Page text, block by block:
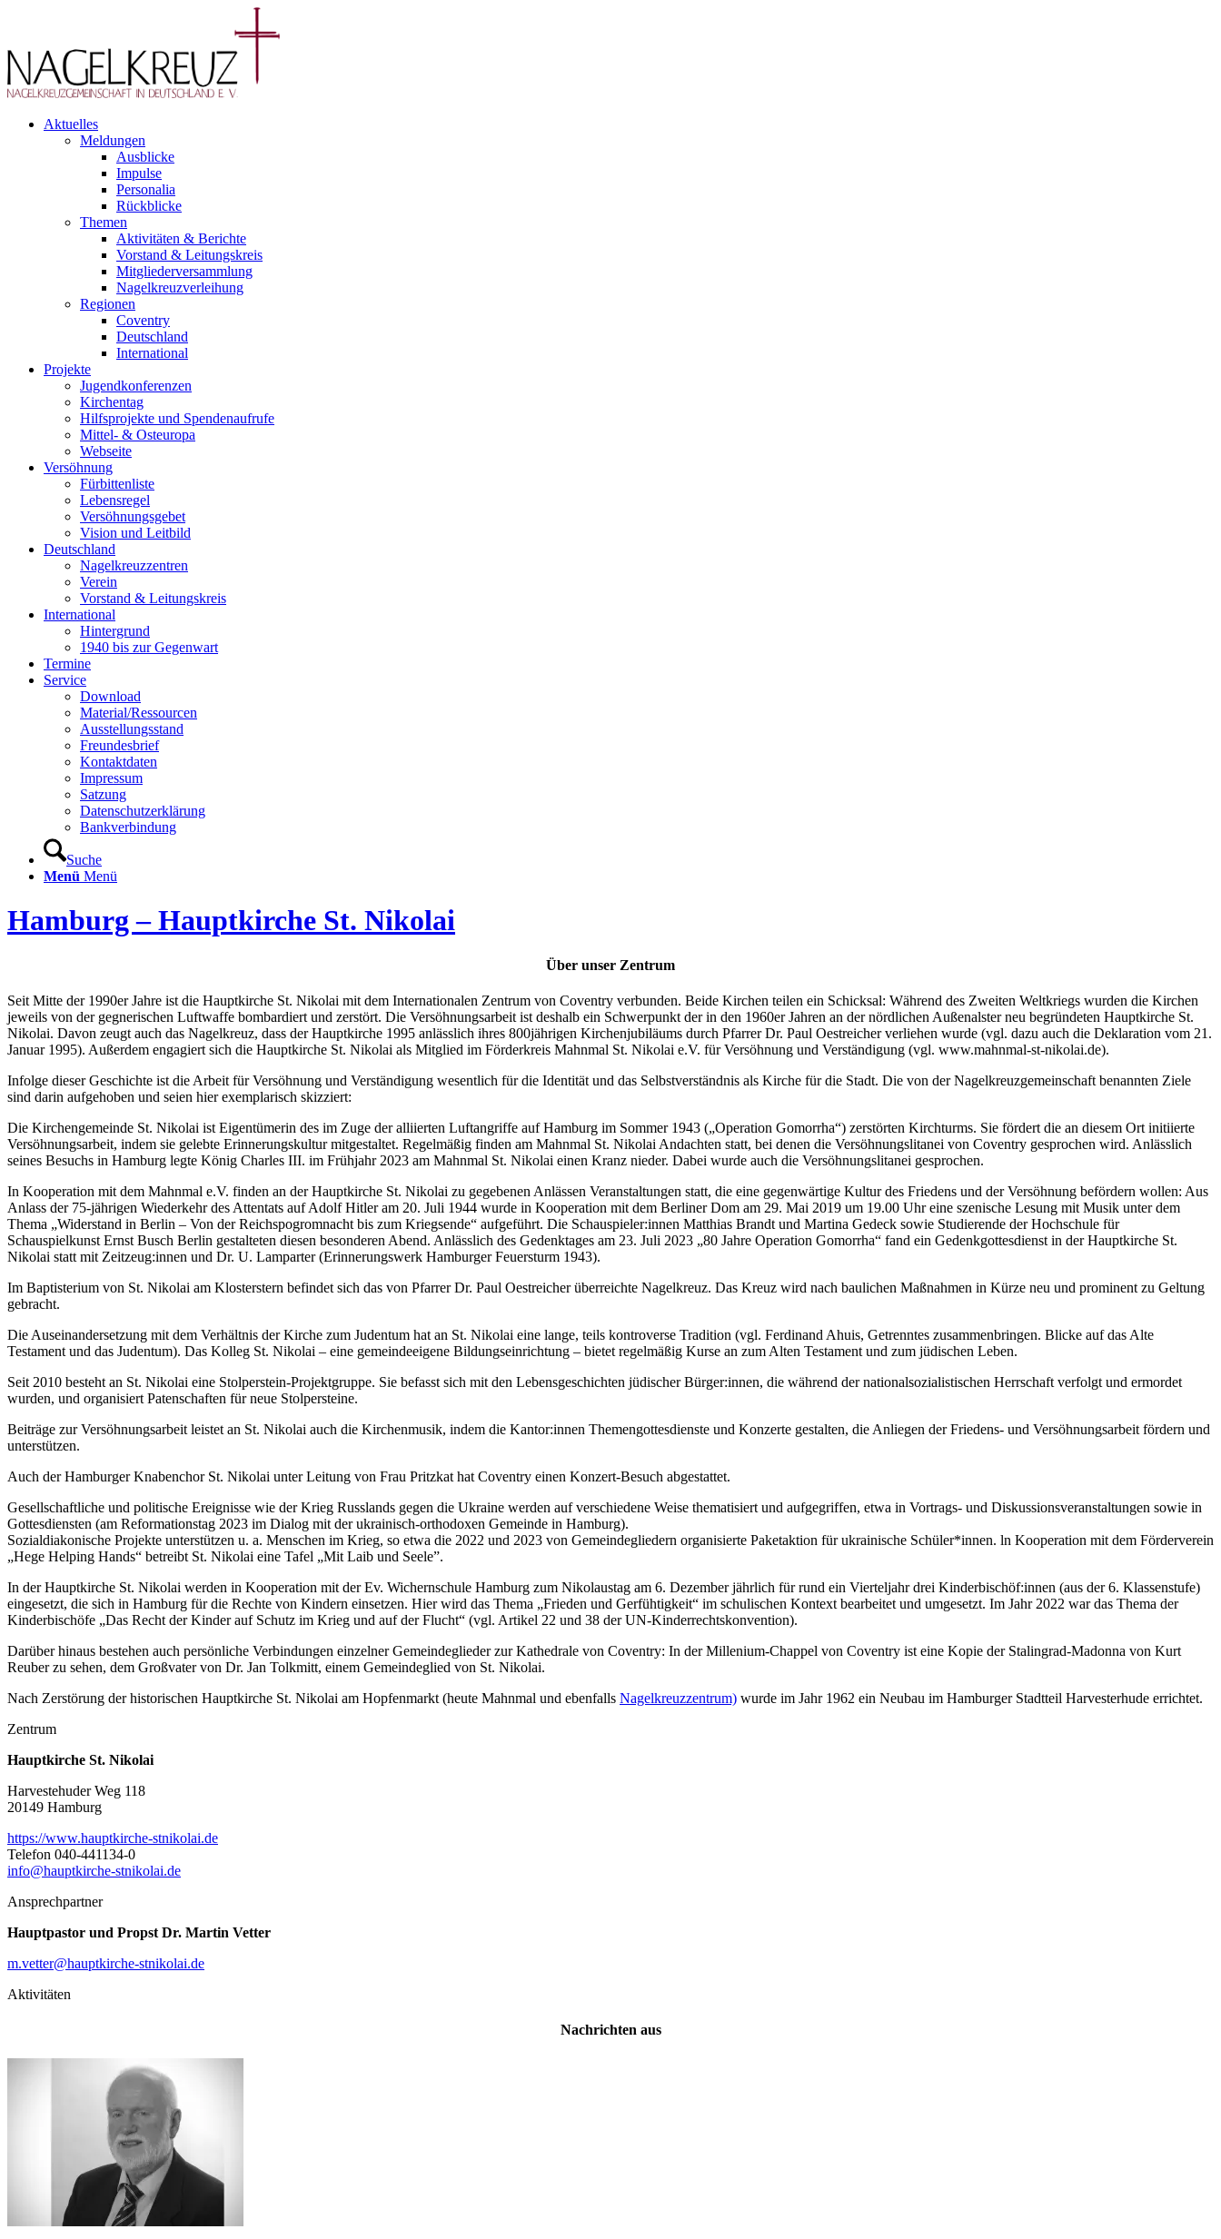
Aktuelles
Meldungen
Ausblicke
Impulse
Personalia
Rückblicke
Themen
Aktivitäten & Berichte
Vorstand & Leitungskreis
Mitgliederversammlung
Nagelkreuzverleihung
Regionen
Coventry
Deutschland
International
Projekte
Jugendkonferenzen
Kirchentag
Hilfsprojekte und Spendenaufrufe
Mittel- & Osteuropa
Webseite
Versöhnung
Fürbittenliste
Lebensregel
Versöhnungsgebet
Vision und Leitbild
Deutschland
Nagelkreuzzentren
Verein
Vorstand & Leitungskreis
International
Hintergrund
1940 bis zur Gegenwart
Termine
Service
Download
Material/Ressourcen
Ausstellungsstand
Freundesbrief
Kontaktdaten
Impressum
Satzung
Datenschutzerklärung
Bankverbindung
Suche
Menü Menü
Hamburg – Hauptkirche St. Nikolai
Über unser Zentrum
Seit Mitte der 1990er Jahre ist die Hauptkirche St. Nikolai mit dem Internationalen Zentrum von Coventry verbunden. Beide Kirchen teilen ein Schicksal: Während des Zweiten Weltkriegs wurden die Kirchen
jeweils von der gegnerischen Luftwaffe bombardiert und zerstört. Die Versöhnungsarbeit ist deshalb ein Schwerpunkt der in den 1960er Jahren an der nördlichen Außenalster neu begründeten Hauptkirche St.
Nikolai. Davon zeugt auch das Nagelkreuz, dass der Hauptkirche 1995 anlässlich ihres 800jährigen Kirchenjubiläums durch Pfarrer Dr. Paul Oestreicher verliehen wurde (vgl. dazu auch die Deklaration vom 21.
Januar 1995). Außerdem engagiert sich die Hauptkirche St. Nikolai als Mitglied im Förderkreis Mahnmal St. Nikolai e.V. für Versöhnung und Verständigung (vgl. www.mahnmal-st-nikolai.de).
Infolge dieser Geschichte ist die Arbeit für Versöhnung und Verständigung wesentlich für die Identität und das Selbstverständnis als Kirche für die Stadt. Die von der Nagelkreuzgemeinschaft benannten Ziele
sind darin aufgehoben und seien hier exemplarisch skizziert:
Die Kirchengemeinde St. Nikolai ist Eigentümerin des im Zuge der alliierten Luftangriffe auf Hamburg im Sommer 1943 („Operation Gomorrha“) zerstörten Kirchturms. Sie fördert die an diesem Ort initiierte
Versöhnungsarbeit, indem sie gelebte Erinnerungskultur mitgestaltet. Regelmäßig finden am Mahnmal St. Nikolai Andachten statt, bei denen die Versöhnungslitanei von Coventry gesprochen wird. Anlässlich
seines Besuchs in Hamburg legte König Charles III. im Frühjahr 2023 am Mahnmal St. Nikolai einen Kranz nieder. Dabei wurde auch die Versöhnungslitanei gesprochen.
In Kooperation mit dem Mahnmal e.V. finden an der Hauptkirche St. Nikolai zu gegebenen Anlässen Veranstaltungen statt, die eine gegenwärtige Kultur des Friedens und der Versöhnung befördern wollen: Aus
Anlass der 75-jährigen Wiederkehr des Attentats auf Adolf Hitler am 20. Juli 1944 wurde in Kooperation mit dem Berliner Dom am 29. Mai 2019 um 19.00 Uhr eine szenische Lesung mit Musik unter dem
Thema „Widerstand in Berlin – Von der Reichspogromnacht bis zum Kriegsende“ aufgeführt. Die Schauspieler:innen Matthias Brandt und Martina Gedeck sowie Studierende der Hochschule für
Schauspielkunst Ernst Busch Berlin gestalteten diesen besonderen Abend. Anlässlich des Gedenktages am 23. Juli 2023 „80 Jahre Operation Gomorrha“ fand ein Gedenkgottesdienst in der Hauptkirche St.
Nikolai statt mit Zeitzeug:innen und Dr. U. Lamparter (Erinnerungswerk Hamburger Feuersturm 1943).
Im Baptisterium von St. Nikolai am Klosterstern befindet sich das von Pfarrer Dr. Paul Oestreicher überreichte Nagelkreuz. Das Kreuz wird nach baulichen Maßnahmen in Kürze neu und prominent zu Geltung
gebracht.
Die Auseinandersetzung mit dem Verhältnis der Kirche zum Judentum hat an St. Nikolai eine lange, teils kontroverse Tradition (vgl. Ferdinand Ahuis, Getrenntes zusammenbringen. Blicke auf das Alte
Testament und das Judentum). Das Kolleg St. Nikolai – eine gemeindeeigene Bildungseinrichtung – bietet regelmäßig Kurse an zum Alten Testament und zum jüdischen Leben.
Seit 2010 besteht an St. Nikolai eine Stolperstein-Projektgruppe. Sie befasst sich mit den Lebensgeschichten jüdischer Bürger:innen, die während der nationalsozialistischen Herrschaft verfolgt und ermordet
wurden, und organisiert Patenschaften für neue Stolpersteine.
Beiträge zur Versöhnungsarbeit leistet an St. Nikolai auch die Kirchenmusik, indem die Kantor:innen Themengottesdienste und Konzerte gestalten, die Anliegen der Friedens- und Versöhnungsarbeit fördern und
unterstützen.
Auch der Hamburger Knabenchor St. Nikolai unter Leitung von Frau Pritzkat hat Coventry einen Konzert-Besuch abgestattet.
Gesellschaftliche und politische Ereignisse wie der Krieg Russlands gegen die Ukraine werden auf verschiedene Weise thematisiert und aufgegriffen, etwa in Vortrags- und Diskussionsveranstaltungen sowie in
Gottesdiensten (am Reformationstag 2023 im Dialog mit der ukrainisch-orthodoxen Gemeinde in Hamburg).
Sozialdiakonische Projekte unterstützen u. a. Menschen im Krieg, so etwa die 2022 und 2023 von Gemeindegliedern organisierte Paketaktion für ukrainische Schüler*innen. ln Kooperation mit dem Förderverein
„Hege Helping Hands“ betreibt St. Nikolai eine Tafel „Mit Laib und Seele”.
In der Hauptkirche St. Nikolai werden in Kooperation mit der Ev. Wichernschule Hamburg zum Nikolaustag am 6. Dezember jährlich für rund ein Vierteljahr drei Kinderbischöf:innen (aus der 6. Klassenstufe)
eingesetzt, die sich in Hamburg für die Rechte von Kindern einsetzen. Hier wird das Thema „Frieden und Gerfühtigkeit“ im schulischen Kontext bearbeitet und umgesetzt. Im Jahr 2022 war das Thema der
Kinderbischöfe „Das Recht der Kinder auf Schutz im Krieg und auf der Flucht“ (vgl. Artikel 22 und 38 der UN-Kinderrechtskonvention).
Darüber hinaus bestehen auch persönliche Verbindungen einzelner Gemeindeglieder zur Kathedrale von Coventry: In der Millenium-Chappel von Coventry ist eine Kopie der Stalingrad-Madonna von Kurt
Reuber zu sehen, dem Großvater von Dr. Jan Tolkmitt, einem Gemeindeglied von St. Nikolai.
Nach Zerstörung der historischen Hauptkirche St. Nikolai am Hopfenmarkt (heute Mahnmal und ebenfalls Nagelkreuzzentrum) wurde im Jahr 1962 ein Neubau im Hamburger Stadtteil Harvesterhude errichtet.
Zentrum
Hauptkirche St. Nikolai
Harvestehuder Weg 118
20149 Hamburg
https://www.hauptkirche-stnikolai.de
Telefon 040-441134-0
info@hauptkirche-stnikolai.de
Ansprechpartner
Hauptpastor und Propst Dr. Martin Vetter
m.vetter@hauptkirche-stnikolai.de
Aktivitäten
Nachrichten aus